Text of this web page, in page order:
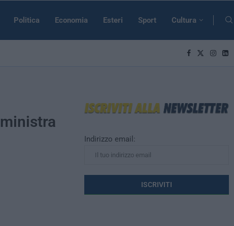
Politica Economia Esteri Sport Cultura
Indirizzo email: